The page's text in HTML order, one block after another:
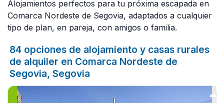
Alojamientos perfectos para tu próxima escapada en
Comarca Nordeste de Segovia, adaptados a cualquier
tipo de plan, en pareja, con amigos o familia.
84 opciones de alojamiento y casas rurales
de alquiler en Comarca Nordeste de
Segovia, Segovia